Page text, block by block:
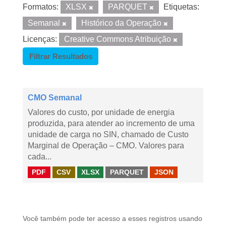
Formatos: XLSX PARQUET
Etiquetas:
Semanal
Histórico da Operação
Licenças:
Creative Commons Atribuição
Filtrar Resultados
CMO Semanal
Valores do custo, por unidade de energia
produzida, para atender ao incremento de uma
unidade de carga no SIN, chamado de Custo
Marginal de Operação – CMO. Valores para
cada...
PDF CSV XLSX PARQUET JSON
Você também pode ter acesso a esses registros usando